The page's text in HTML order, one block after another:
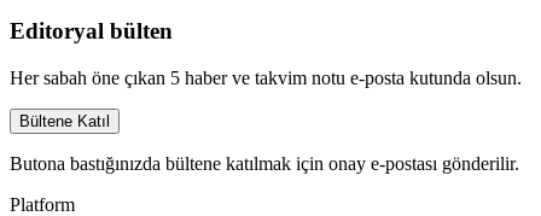
Editoryal bülten
Her sabah öne çıkan 5 haber ve takvim notu e-posta kutunda olsun.
Bültene Katıl
Butona bastığınızda bültene katılmak için onay e-postası gönderilir.
Platform